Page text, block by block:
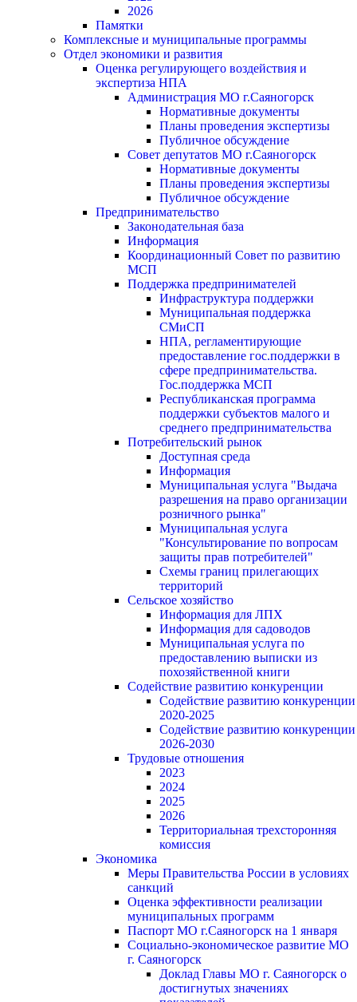
2026
Памятки
Комплексные и муниципальные программы
Отдел экономики и развития
Оценка регулирующего воздействия и
экспертиза НПА
Администрация МО г.Саяногорск
Нормативные документы
Планы проведения экспертизы
Публичное обсуждение
Совет депутатов МО г.Саяногорск
Нормативные документы
Планы проведения экспертизы
Публичное обсуждение
Предпринимательство
Законодательная база
Информация
Координационный Совет по развитию
МСП
Поддержка предпринимателей
Инфраструктура поддержки
Муниципальная поддержка
СМиСП
НПА, регламентирующие
предоставление гос.поддержки в
сфере предпринимательства.
Гос.поддержка МСП
Республиканская программа
поддержки субъектов малого и
среднего предпринимательства
Потребительский рынок
Доступная среда
Информация
Муниципальная услуга "Выдача
разрешения на право организации
розничного рынка"
Муниципальная услуга
"Консультирование по вопросам
защиты прав потребителей"
Схемы границ прилегающих
территорий
Сельское хозяйство
Информация для ЛПХ
Информация для садоводов
Муниципальная услуга по
предоставлению выписки из
похозяйственной книги
Содействие развитию конкуренции
Содействие развитию конкуренции
2020-2025
Содействие развитию конкуренции
2026-2030
Трудовые отношения
2023
2024
2025
2026
Территориальная трехсторонняя
комиссия
Экономика
Меры Правительства России в условиях
санкций
Оценка эффективности реализации
муниципальных программ
Паспорт МО г.Саяногорск на 1 января
Социально-экономическое развитие МО
г. Саяногорск
Доклад Главы МО г. Саяногорск о
достигнутых значениях